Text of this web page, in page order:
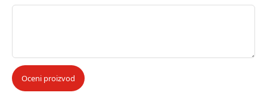
Oceni proizvod